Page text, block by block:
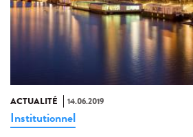
ACTUALITÉ 14.06.2019
Institutionnel